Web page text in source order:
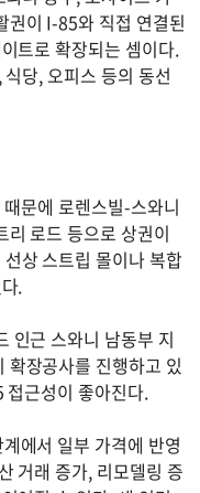
권이 I-85와 직접 연결된
트로 확장되는 셈이다.
당, 오피스 등의 동선
문에 로렌스빌-스와니
리 로드 등으로 상권이
상 스트립 몰이나 복합
다.
인근 스와니 남동부 지
확장공사를 진행하고 있
근성이 좋아진다.
에서 일부 가격에 반영
거래 증가, 리모델링 증